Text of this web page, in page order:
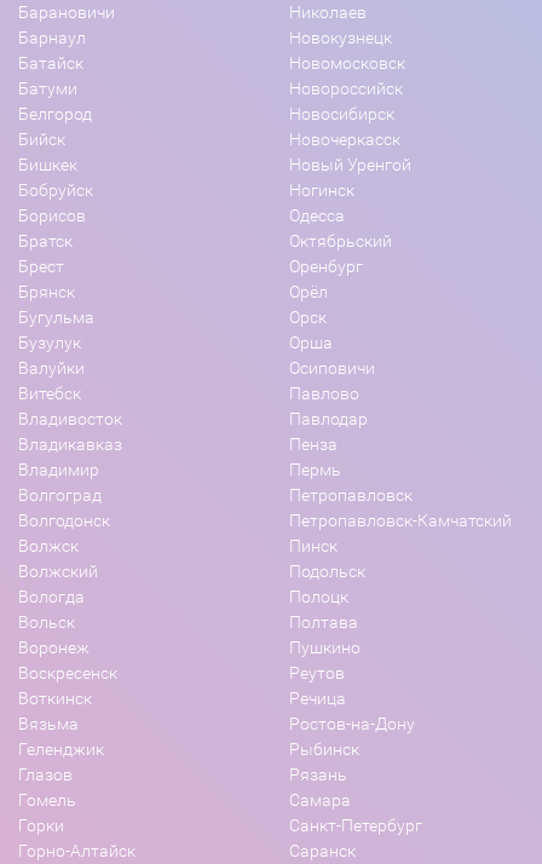
Барановичи
Барнаул
Батайск
Батуми
Белгород
Бийск
Бишкек
Бобруйск
Борисов
Братск
Брест
Брянск
Бугульма
Бузулук
Валуйки
Витебск
Владивосток
Владикавказ
Владимир
Волгоград
Волгодонск
Волжск
Волжский
Вологда
Вольск
Воронеж
Воскресенск
Воткинск
Вязьма
Геленджик
Глазов
Гомель
Горки
Горно-Алтайск
Николаев
Новокузнецк
Новомосковск
Новороссийск
Новосибирск
Новочеркасск
Новый Уренгой
Ногинск
Одесса
Октябрьский
Оренбург
Орёл
Орск
Орша
Осиповичи
Павлово
Павлодар
Пенза
Пермь
Петропавловск
Петропавловск-Камчатский
Пинск
Подольск
Полоцк
Полтава
Пушкино
Реутов
Речица
Ростов-на-Дону
Рыбинск
Рязань
Самара
Санкт-Петербург
Саранск